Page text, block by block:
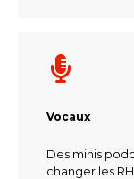
Vocaux
Des minis
changer les